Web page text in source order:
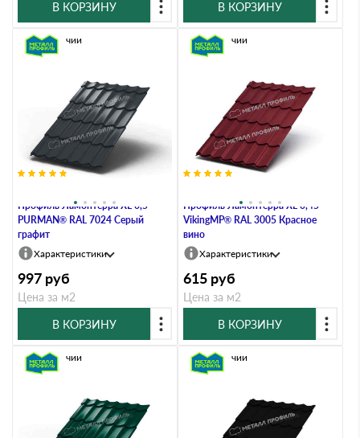
В КОРЗИНУ
В КОРЗИНУ
Профиль Ламонтерра XL 0,5
PURMAN® RAL 7024 Серый
графит
В наличии
Характеристики
997 руб
Цена за м2
В КОРЗИНУ
Профиль Ламонтерра XL 0,45
VikingMP® RAL 3005 Красное
вино
В наличии
Характеристики
615 руб
Цена за м2
В КОРЗИНУ
В наличии В наличии